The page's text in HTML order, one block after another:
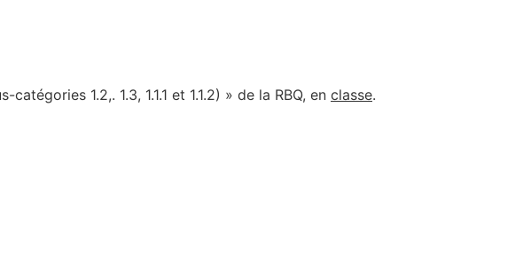
1.2,. 1.3, 1.1.1 et 1.1.2) » de la RBQ, en classe.